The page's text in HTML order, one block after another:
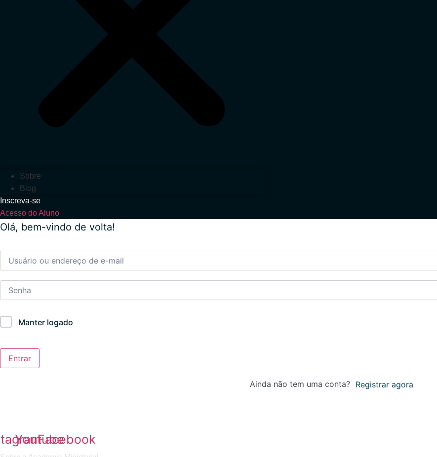
Sobre
Blog
Inscreva-se
Acesso do Aluno
Olá, bem-vindo de volta!
Manter logado
Entrar
Ainda não tem uma conta? Registrar agora
Youtube
Facebook